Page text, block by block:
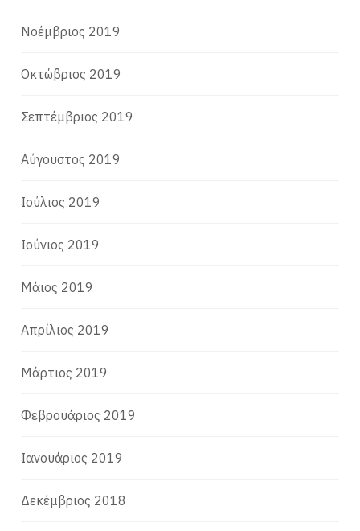
Νοέμβριος 2019
Οκτώβριος 2019
Σεπτέμβριος 2019
Αύγουστος 2019
Ιούλιος 2019
Ιούνιος 2019
Μάιος 2019
Απρίλιος 2019
Μάρτιος 2019
Φεβρουάριος 2019
Ιανουάριος 2019
Δεκέμβριος 2018